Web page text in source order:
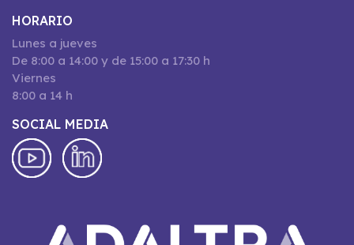
HORARIO
Lunes a jueves
De 8:00 a 14:00 y de 15:00 a 17:30 h
Viernes
8:00 a 14 h
SOCIAL MEDIA